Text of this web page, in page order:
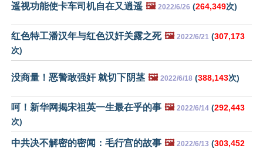
遥视功能使卡车司机自在又逍遥 🖼️ 2022/6/26 (264,349次)
红色特工潘汉年与红色汉奸关露之死 🖼️ 2022/6/21 (307,173
次)
没商量！恶警敢强奸 就切下阴茎 🖼️ 2022/6/18 (388,143次)
呵！新华网揭宋祖英一生最在乎的事 🖼️ 2022/6/14 (292,443
次)
中共决不解密的密闻：毛行宫的故事 🖼️ 2022/6/13 (303,452